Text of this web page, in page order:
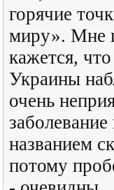
горячие
миру». Мне
кажется,
Украины
очень
заболевание
названием
потому